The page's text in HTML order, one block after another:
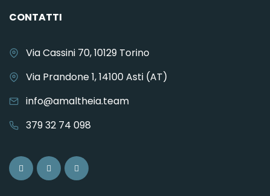
CONTATTI
Via Cassini 70, 10129 Torino
Via Prandone 1, 14100 Asti (AT)
info@amaltheia.team
379 32 74 098